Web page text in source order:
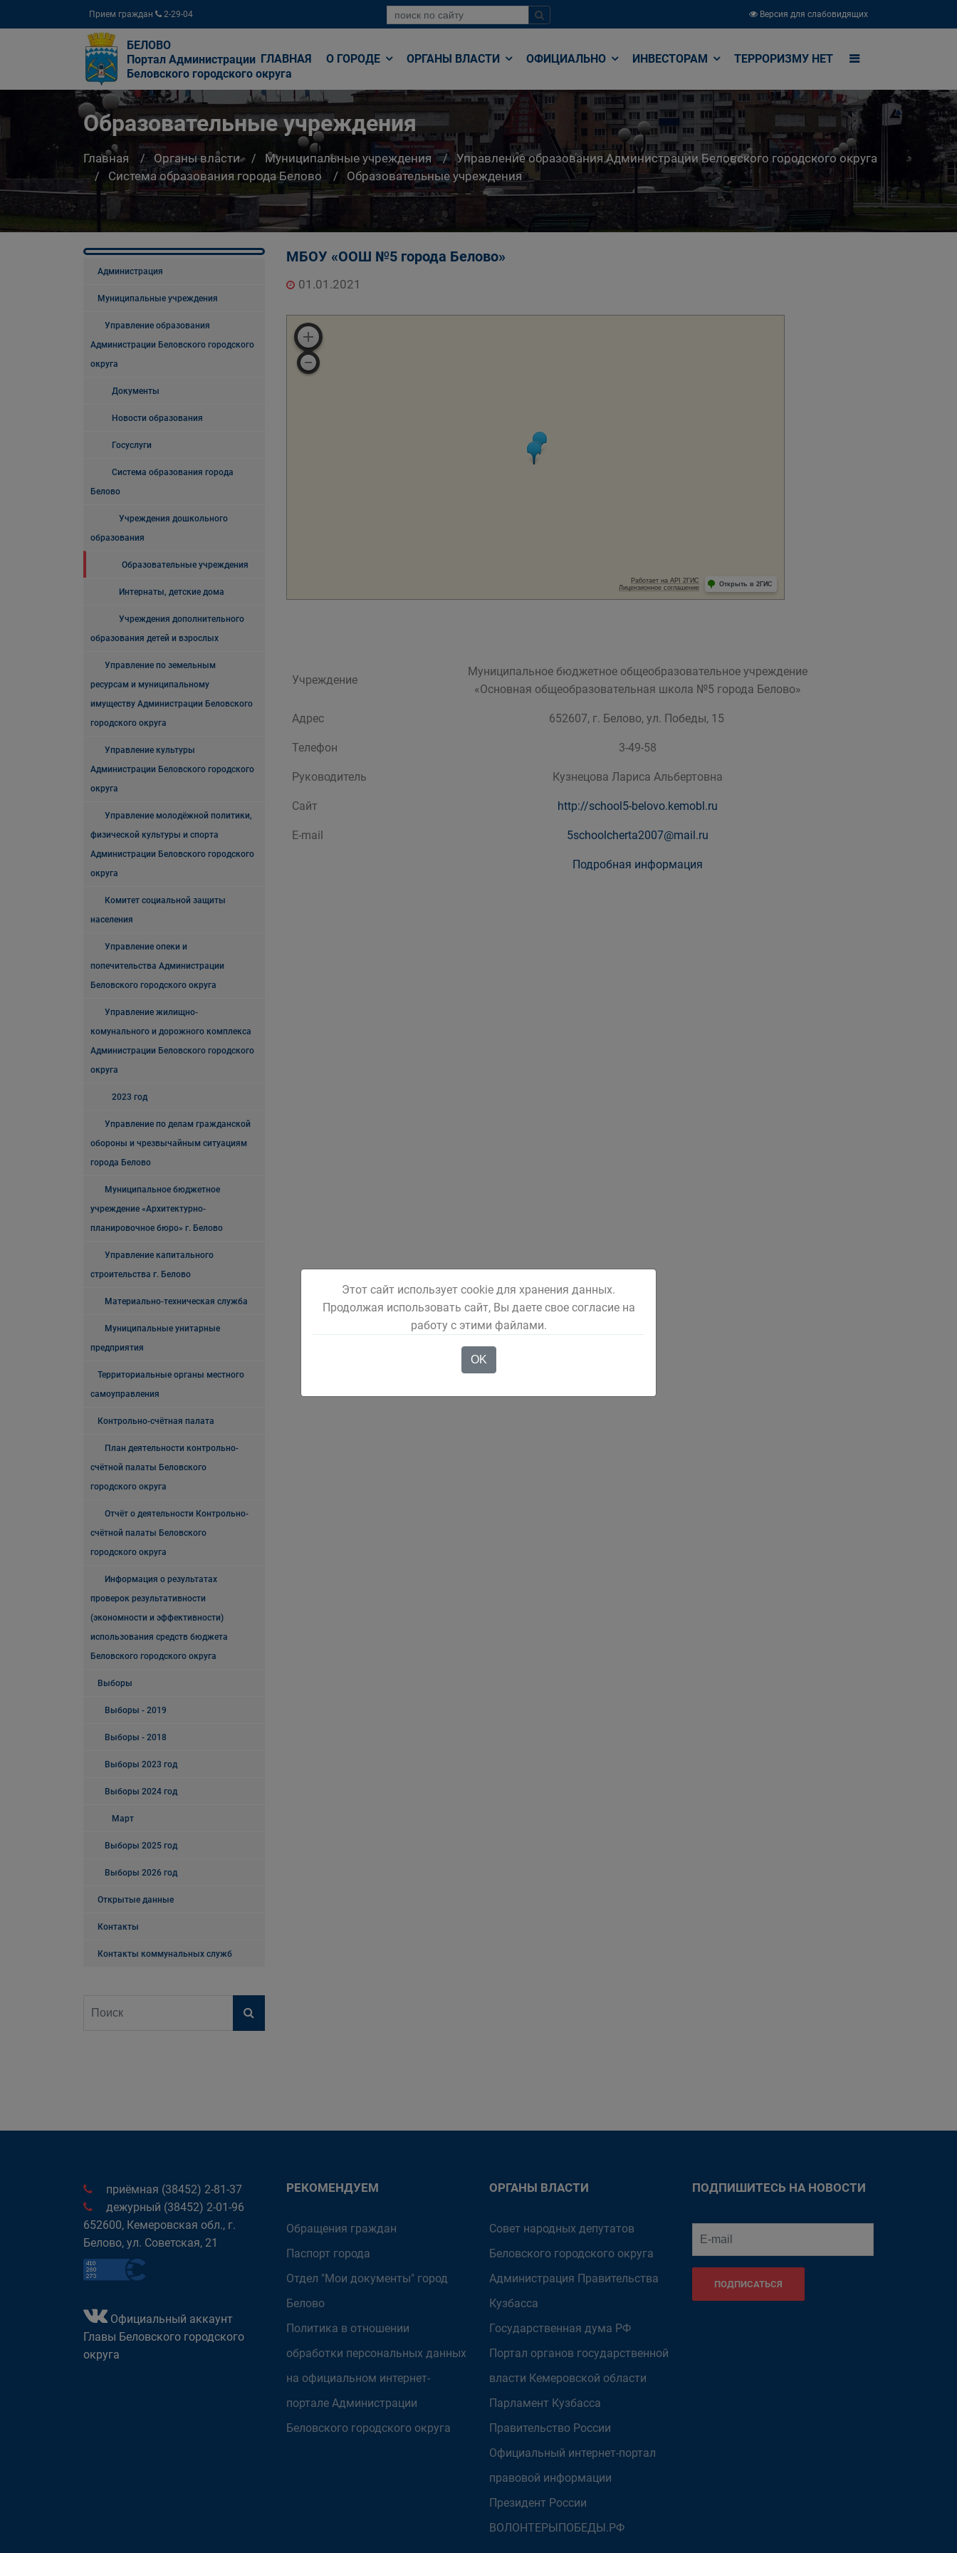
Прием граждан 2-29-04 Версия для слабовидящих
БЕЛОВО
Портал Администрации
Беловского городского округа
ГЛАВНАЯ О ГОРОДЕ ОРГАНЫ ВЛАСТИ ОФИЦИАЛЬНО ИНВЕСТОРАМ ТЕРРОРИЗМУ НЕТ
Образовательные учреждения
Главная Органы власти Муниципальные учреждения
Управление образования Администрации Беловского городского округа
Система образования города Белово
Образовательные учреждения
Администрация
Муниципальные учреждения
Управление образования
Администрации Беловского городского
округа
Документы
Новости образования
Госуслуги
Система образования города
Белово
Учреждения дошкольного
образования
Образовательные учреждения
Интернаты, детские дома
Учреждения дополнительного
образования детей и взрослых
Управление по земельным
ресурсам и муниципальному
имуществу Администрации Беловского
городского округа
Управление культуры
Администрации Беловского городского
округа
Управление молодёжной политики,
физической культуры и спорта
Администрации Беловского городского
округа
Комитет социальной защиты
населения
Управление опеки и
попечительства Администрации
Беловского городского округа
Управление жилищно-
комунального и дорожного комплекса
Администрации Беловского городского
округа
2023 год
Управление по делам гражданской
обороны и чрезвычайным ситуациям
города Белово
Муниципальное бюджетное
учреждение «Архитектурно-
планировочное бюро» г. Белово
Управление капитального
строительства г. Белово
Материально-техническая служба
Муниципальные унитарные
предприятия
Территориальные органы местного
самоуправления
Контрольно-счётная палата
План деятельности контрольно-
счётной палаты Беловского
городского округа
Отчёт о деятельности Контрольно-
счётной палаты Беловского
городского округа
Информация о результатах
проверок результативности
(экономности и эффективности)
использования средств бюджета
Беловского городского округа
Выборы
Выборы - 2019
Выборы - 2018
Выборы 2023 год
Выборы 2024 год
Март
Выборы 2025 год
Выборы 2026 год
Открытые данные
Контакты
Контакты коммунальных служб
МБОУ «ООШ №5 города Белово»
01.01.2021
Учреждение
Муниципальное бюджетное общеобразовательное учреждение
«Основная общеобразовательная школа №5 города Белово»
Адрес 652607, г. Белово, ул. Победы, 15
Телефон 3-49-58
Руководитель Кузнецова Лариса Альбертовна
Сайт http://school5-belovo.kemobl.ru
E-mail 5schoolcherta2007@mail.ru
Подробная информация
приёмная (38452) 2-81-37
дежурный (38452) 2-01-96
652600, Кемеровская обл., г.
Белово, ул. Советская, 21
Официальный аккаунт
Главы Беловского городского
округа
РЕКОМЕНДУЕМ
Обращения граждан
Паспорт города
Отдел "Мои документы" город
Белово
Политика в отношении
обработки персональных данных
на официальном интернет-
портале Администрации
Беловского городского округа
ОРГАНЫ ВЛАСТИ
Совет народных депутатов
Беловского городского округа
Администрация Правительства
Кузбасса
Государственная дума РФ
Портал органов государственной
власти Кемеровской области
Парламент Кузбасса
Правительство России
Официальный интернет-портал
правовой информации
Президент России
ВОЛОНТЕРЫПОБЕДЫ.РФ
ПОДПИШИТЕСЬ НА НОВОСТИ
ПОДПИСАТЬСЯ
Этот сайт использует cookie для хранения данных.
Продолжая использовать сайт, Вы даете свое согласие на
работу с этими файлами.
OK